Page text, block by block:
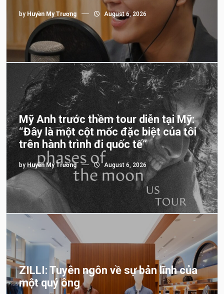
by Huyền My Trương August 6, 2026
Mỹ Anh trước thềm tour diễn tại Mỹ:
“Đây là một cột mốc đặc biệt của tôi
trên hành trình đi quốc tế”
by Huyền My Trương August 6, 2026
ZILLI: Tuyên ngôn về sự bản lĩnh của
một quý ông